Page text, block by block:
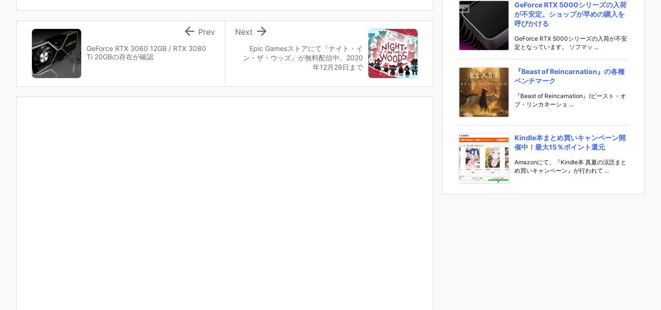
Epic Gamesストアにて『ナイト・イ
ン・ザ・ウッズ』が無料配信中。2020
年12月29日まで

Next
GeForce RTX 3060 12GB / RTX 3080
Ti 20GBの存在が確認
 Prev
GeForce RTX 5000シリーズの入荷
が不安定。ショップが早めの購入を
呼びかける
GeForce RTX 5000シリーズの入荷が不安
定となっています。 ソフマッ ...
『Beast of Reincarnation』の各種
ベンチマーク
『Beast of Reincarnation』(ビースト・オ
ブ・リンカネーショ ...
Kindle本まとめ買いキャンペーン開
催中！最大15％ポイント還元
Amazonにて、『Kindle本 真夏の涼読まと
め買いキャンペーン』が行われて ...